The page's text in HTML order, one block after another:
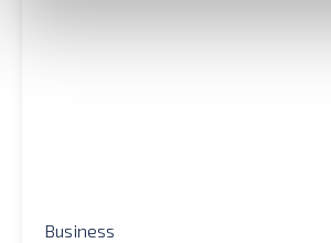
Business